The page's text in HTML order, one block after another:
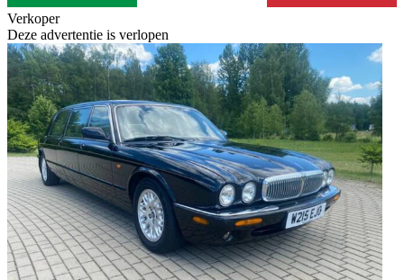
Verkoper
Deze advertentie is verlopen